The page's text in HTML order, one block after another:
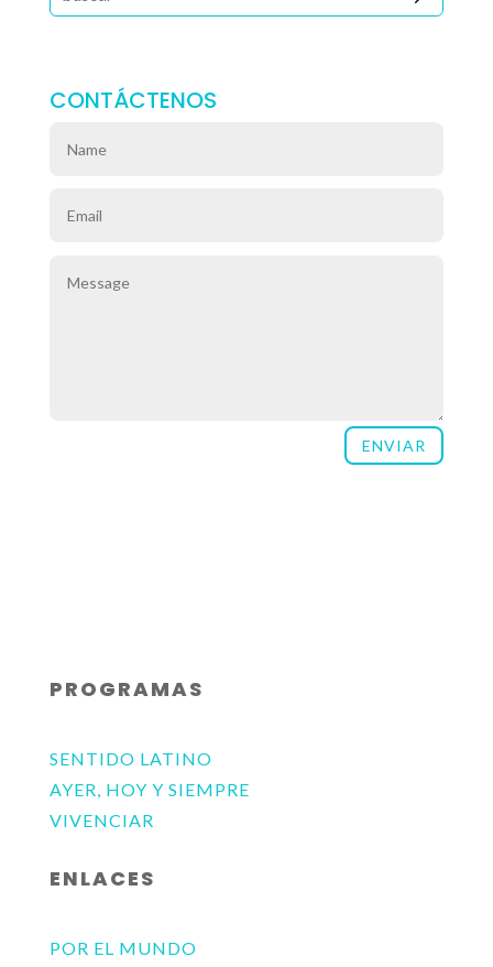
CONTÁCTENOS
ENVIAR
PROGRAMAS
SENTIDO LATINO
AYER, HOY Y SIEMPRE
VIVENCIAR
ENLACES
POR EL MUNDO